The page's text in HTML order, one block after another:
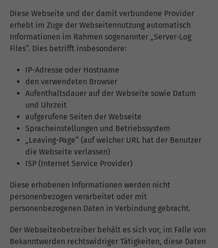
Diese Webseite und der damit verbundene Provider
erhebt im Zuge der Webseitennutzung automatisch
Informationen im Rahmen sogenannter „Server-Log
Files“. Dies betrifft insbesondere:
IP-Adresse oder Hostname
den verwendeten Browser
Aufenthaltsdauer auf der Webseite sowie Datum
und Uhrzeit
aufgerufene Seiten der Webseite
Spracheinstellungen und Betriebssystem
„Leaving-Page“ (auf welcher URL hat der Benutzer
die Webseite verlassen)
ISP (Internet Service Provider)
Diese erhobenen Informationen werden nicht
personenbezogen verarbeitet oder mit
personenbezogenen Daten in Verbindung gebracht.
Der Webseitenbetreiber behält es sich vor, im Falle von
Bekanntwerden rechtswidriger Tätigkeiten, diese Daten